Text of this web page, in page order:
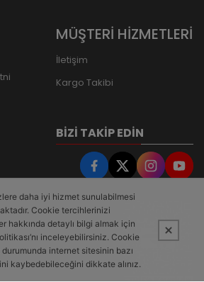
MÜŞTERİ HİZMETLERİ
İletişim
Kargo Takibi
BIZI TAKIP EDIN
daha iyi hizmet sunulabilmesi
Cookie tercihlerinizi
hakkında detaylı bilgi almak için
inceleyebilirsiniz. Cookie
internet sitesinin bazı
kaybedebileceğini dikkate alınız.